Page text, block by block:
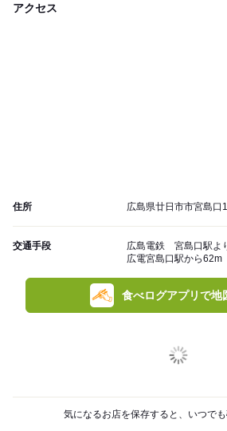
アクセス
住所 広島県廿日市市宮島口
交通手段
広島電鉄 宮島口駅よ
広電宮島口駅から62m
食べログアプリで地
気になるお店を保存すると、いつでも